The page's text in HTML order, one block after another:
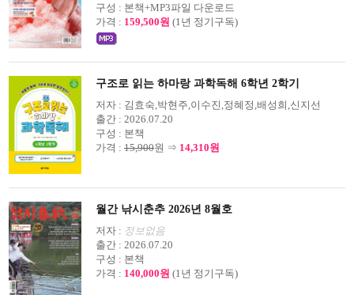
구성 : 본책+MP3파일 다운로드
가격 : 159,500원 (1년 정기구독)
구조로 읽는 하마랑 과학독해 6학년 2학기
저자 : 김효숙,박현주,이수진,정혜정,배성희,신지선
출간 : 2026.07.20
구성 : 본책
가격 : 15,900원 ⇒ 14,310원
월간 낚시춘추 2026년 8월호
저자 : 정보없음
출간 : 2026.07.20
구성 : 본책
가격 : 140,000원 (1년 정기구독)